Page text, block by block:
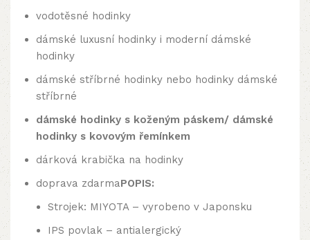
vodotěsné hodinky
dámské luxusní hodinky i moderní dámské
hodinky
dámské stříbrné hodinky nebo hodinky dámské
stříbrné
dámské hodinky s koženým páskem/ dámské
hodinky s kovovým řemínkem
dárková krabička na hodinky
doprava zdarmaPOPIS:
Strojek: MIYOTA – vyrobeno v Japonsku
IPS povlak – antialergický